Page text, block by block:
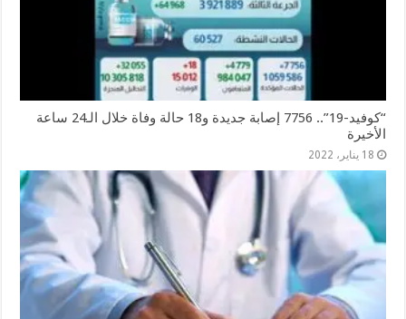
“كوفيد-19”.. 7756 إصابة جديدة و18 حالة وفاة خلال الـ24 ساعة
الأخيرة
18 يناير، 2022